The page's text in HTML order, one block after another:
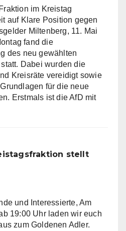
im Kreistag
auf Klare Position gegen
Miltenberg, 11. Mai
fand die
des neu gewählten
Dabei wurden die
Kreisräte vereidigt sowie
für die neue
Erstmals ist die AfD mit
stellt
und Interessierte, Am
19:00 Uhr laden wir euch
zum Goldenen Adler.